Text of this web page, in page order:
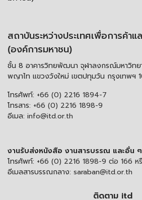
สถาบันระหว่างประเทศเพื่อการค้า
(องค์การมหาชน)
ชั้น 8 อาคารวิทยพัฒนา จุฬาลงกรณ์มหาวิท
พญาไท แขวงวังใหม่ เขตปทุมวัน กรุงเทพฯ
โทรศัพท์: +66 (0) 2216 1894-7
โทรสาร: +66 (0) 2216 1898-9
อีเมล: info@itd.or.th
งานรับส่งหนังสือ งานสารบรรณ และอื่น ๆ
โทรศัพท์: +66 (0) 2216 1898-9 ต่อ 166 ห
อีเมลสารบรรณกลาง: saraban@itd.or.th
ติดตาม itd